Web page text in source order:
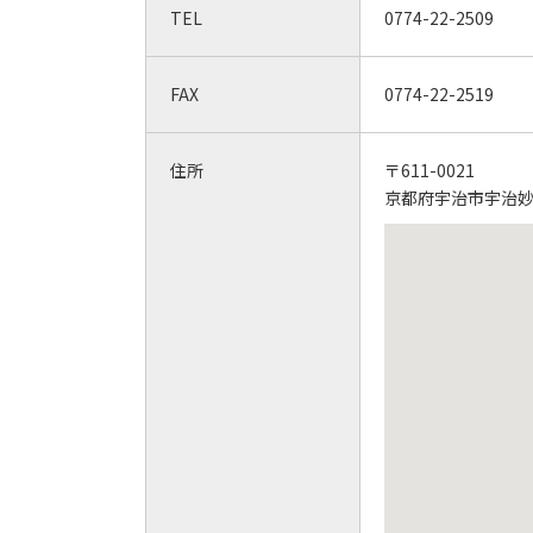
TEL 0774-22-2509
FAX 0774-22-2519
住所
〒611-0021
京都府宇治市宇治